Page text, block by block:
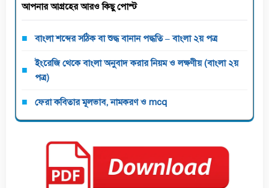
আপনার আগ্রহের আরও কিছু পোস্ট
বাংলা শব্দের সঠিক বা শুদ্ধ বানান পদ্ধতি – বাংলা ২য় পত্র
ইংরেজি থেকে বাংলা অনুবাদ করার নিয়ম ও লক্ষণীয় (বাংলা ২য়
পত্র)
ফেরা কবিতার মূলভাব, নামকরণ ও mcq